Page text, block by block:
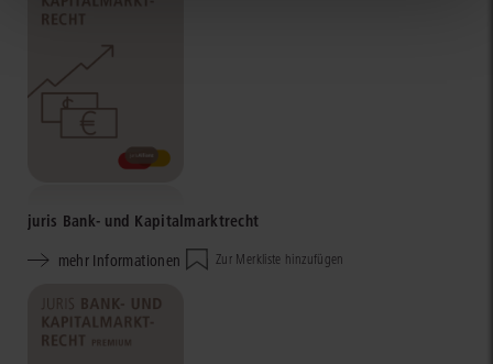
juris Bank- und Kapitalmarktrecht
mehr Informationen
Zur Merkliste hinzufügen